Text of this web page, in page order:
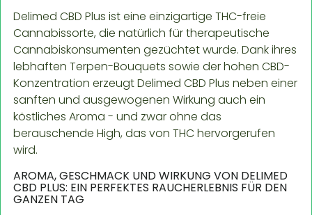
Delimed CBD Plus ist eine einzigartige THC-freie
Cannabissorte, die natürlich für therapeutische
Cannabiskonsumenten gezüchtet wurde. Dank ihres
lebhaften Terpen-Bouquets sowie der hohen CBD-
Konzentration erzeugt Delimed CBD Plus neben einer
sanften und ausgewogenen Wirkung auch ein
köstliches Aroma - und zwar ohne das
berauschende High, das von THC hervorgerufen
wird.
AROMA, GESCHMACK UND WIRKUNG VON DELIMED
CBD PLUS: EIN PERFEKTES RAUCHERLEBNIS FÜR DEN
GANZEN TAG